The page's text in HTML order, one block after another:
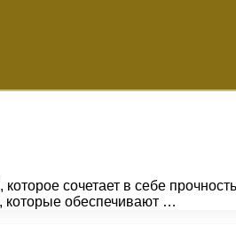
сочетает в себе
которые обеспечивают …